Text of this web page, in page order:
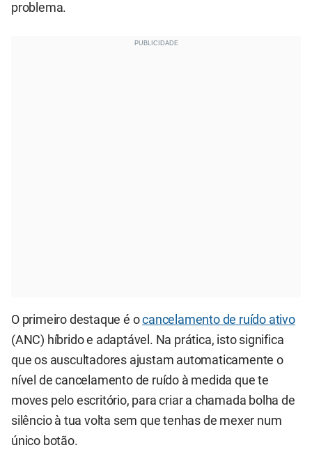
problema.
O primeiro destaque é ocancelamento de ruído ativo
(ANC) híbrido e adaptável. Na prática, isto significa
que os auscultadores ajustam automaticamente o
nível de cancelamento de ruído à medida que te
moves pelo escritório, para criar a chamada bolha de
silêncio à tua volta sem que tenhas de mexer num
único botão.